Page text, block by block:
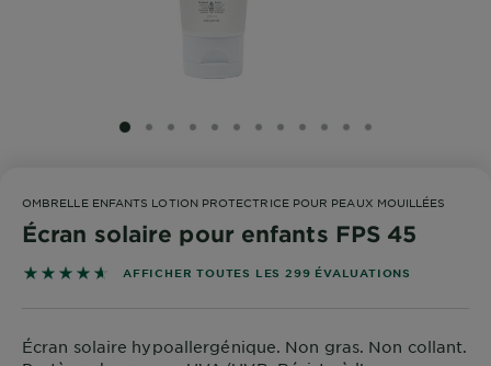
SLIDE 1
SLIDE 2
SLIDE 3
SLIDE 4
SLIDE 5
SLIDE 6
SLIDE 7
SLIDE 8
SLIDE 9
SLIDE 10
SLIDE 11
SLIDE 12
OMBRELLE ENFANTS LOTION PROTECTRICE POUR PEAUX MOUILLÉES
Écran solaire pour enfants FPS 45
4.6087 out of 5 stars based on reviews
AFFICHER TOUTES LES 299 ÉVALUATIONS
Écran solaire hypoallergénique. Non gras. Non collant.